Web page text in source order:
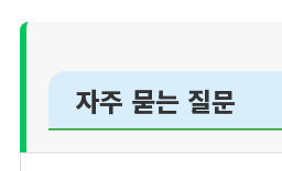
자주 묻는 질문